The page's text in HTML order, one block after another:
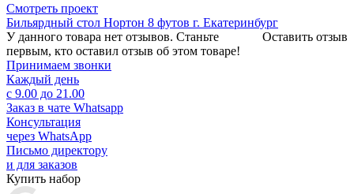
Смотреть проект
Бильярдный стол Нортон 8 футов г. Екатеринбург
Оставить отзыв
У данного товара нет отзывов. Станьте
первым, кто оставил отзыв об этом товаре!
Принимаем звонки
Каждый день
с 9.00 до 21.00
Заказ в чате Whatsapp
Консультация
через WhatsApp
Письмо директору
и для заказов
Купить набор